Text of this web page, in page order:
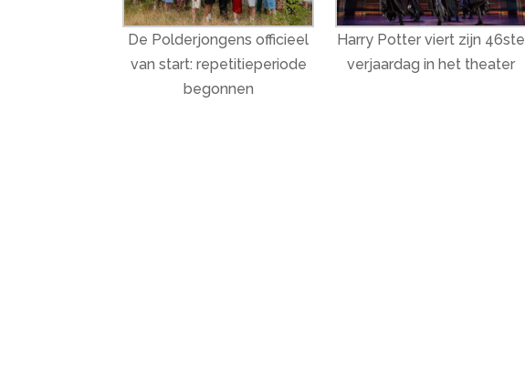
De Polderjongens officieel
van start: repetitieperiode
begonnen
Harry Potter viert zijn 46ste
verjaardag in het theater